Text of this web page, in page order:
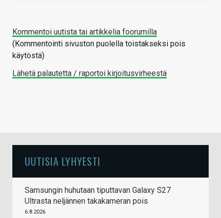
Kommentoi uutista tai artikkelia foorumilla
(Kommentointi sivuston puolella toistakseksi pois
käytöstä)
Lähetä palautetta / raportoi kirjoitusvirheestä
UUTISIA LYHYESTI
Samsungin huhutaan tiputtavan Galaxy S27
Ultrasta neljännen takakameran pois
6.8.2026